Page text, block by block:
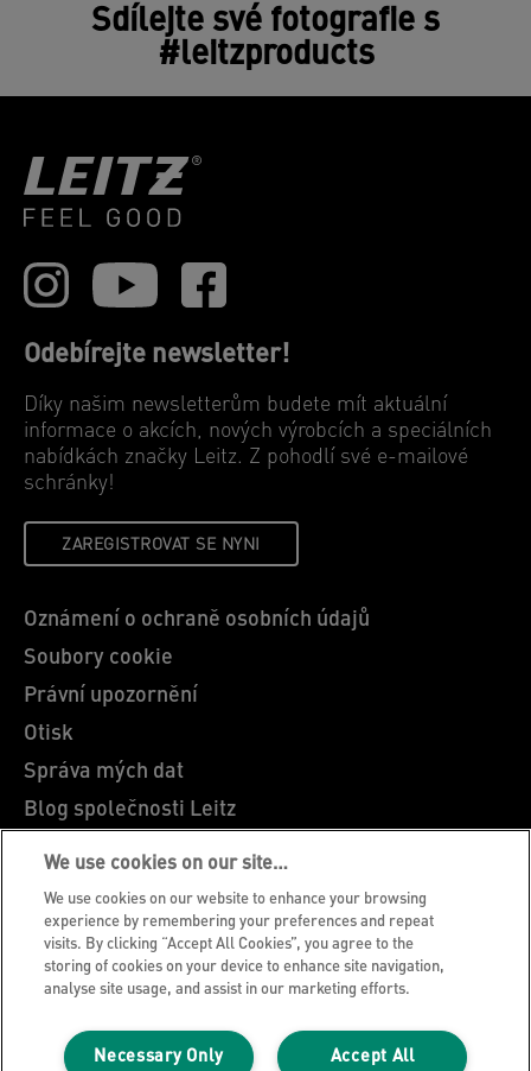
Sdílejte své fotografie s
#leitzproducts
Odebírejte newsletter!
Díky našim newsletterům budete mít aktuální
informace o akcích, nových výrobcích a speciálních
nabídkách značky Leitz. Z pohodlí své e-mailové
schránky!
ZAREGISTROVAT SE NYNI
Oznámení o ochraně osobních údajů
Soubory cookie
Právní upozornění
Otisk
Správa mých dat
Blog společnosti Leitz
Kariéra
Leitz EasyPrint
Zákaznická podpora
Pokyny pro recyklaci obalů
Záruční podmínky
Prohlášení o shodě
We use cookies on our site…
We use cookies on our website to enhance your browsing
experience by remembering your preferences and repeat
visits. By clicking “Accept All Cookies”, you agree to the
storing of cookies on your device to enhance site navigation,
analyse site usage, and assist in our marketing efforts.
Accept All
Necessary Only